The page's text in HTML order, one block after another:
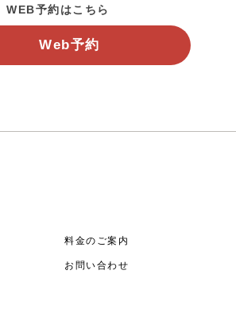
WEB予約はこちら
Web予約
料金のご案内
お問い合わせ